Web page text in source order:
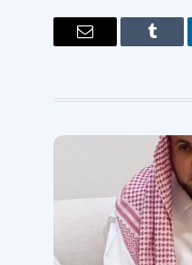
Tumblr
البريد